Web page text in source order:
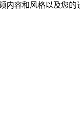
内容和风格以及您的